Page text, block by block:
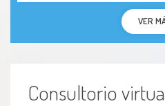
VER
Consultorio